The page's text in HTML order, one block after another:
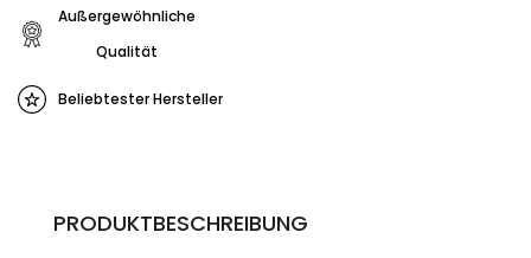
Außergewöhnliche
Qualität
Beliebtester Hersteller
PRODUKTBESCHREIBUNG